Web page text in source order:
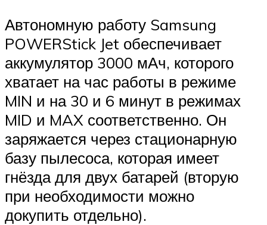
Автономную работу Samsung
POWERStick Jet обеспечивает
аккумулятор 3000 мАч, которого
хватает на час работы в режиме
MIN и на 30 и 6 минут в режимах
MID и MAX соответственно. Он
заряжается через стационарную
базу пылесоса, которая имеет
гнёзда для двух батарей (вторую
при необходимости можно
докупить отдельно).